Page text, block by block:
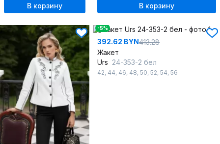
В корзину В корзину
-5%
392.62 BYN413.28
Жакет
Urs 24-353-2 бел
42, 44, 46, 48, 50, 52, 54, 56